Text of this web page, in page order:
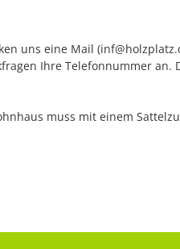
uns eine Mail
Ihre Telefonnummer an.
muss mit einem